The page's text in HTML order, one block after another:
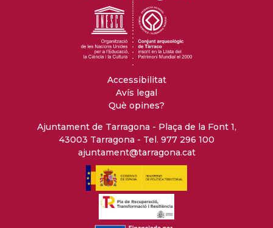
Accessibilitat
Avís legal
Què opines?
Ajuntament de Tarragona - Plaça de la Font 1,
43003 Tarragona - Tel. 977 296 100
ajuntament@tarragona.cat